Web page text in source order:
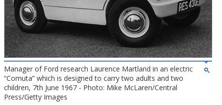
Manager of Ford research Laurence Martland in an electric
“Comuta” which is designed to carry two adults and two
children, 7th June 1967 - Photo: Mike McLaren/Central
Press/Getty Images